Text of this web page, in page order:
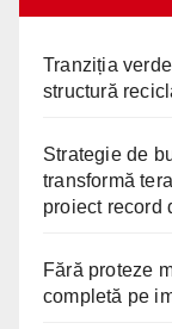
Tranziția
structură
Strategie de
transformă
proiect record
Fără proteze
completă pe